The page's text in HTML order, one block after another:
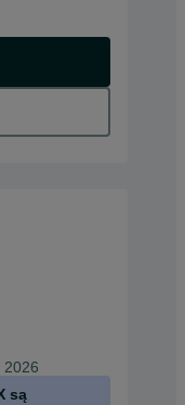
2026
są